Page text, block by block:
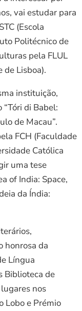
vai estudar para
(Escola
Politécnico de
pela FLUL
de Lisboa).
instituição,
di Babel:
de Macau”.
FCH (Faculdade
Católica
uma tese
of India: Space,
da Índia:
honrosa da
Língua
Biblioteca de
nos
Lobo e Prémio